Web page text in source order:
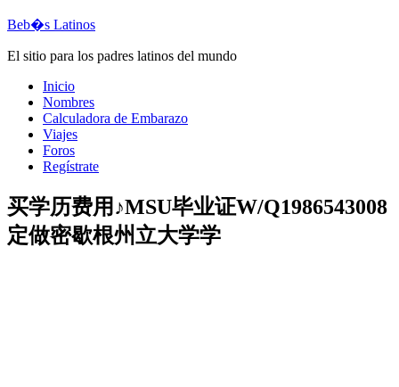
Beb�s Latinos
El sitio para los padres latinos del mundo
Inicio
Nombres
Calculadora de Embarazo
Viajes
Foros
Regístrate
买学历费用♪MSU毕业证W/Q1986543008
定做密歇根州立大学学